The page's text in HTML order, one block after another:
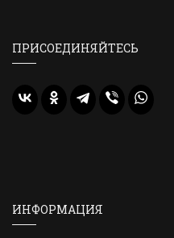
ПРИСОЕДИНЯЙТЕСЬ
ИНФОРМАЦИЯ